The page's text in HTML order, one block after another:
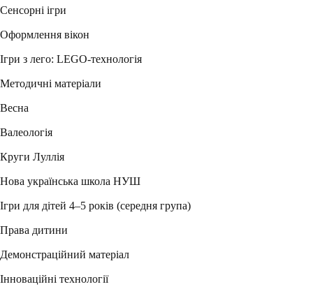
Сенсорні ігри
Оформлення вікон
Ігри з лего: LEGO-технологія
Методичні матеріали
Весна
Валеологія
Круги Луллія
Нова українська школа НУШ
Ігри для дітей 4–5 років (середня група)
Права дитини
Демонстраційний матеріал
Інноваційні технології